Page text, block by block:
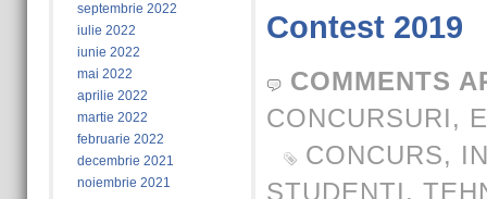
septembrie 2022
iulie 2022
iunie 2022
mai 2022
aprilie 2022
martie 2022
februarie 2022
decembrie 2021
noiembrie 2021
Contest 2019
COMMENTS
CONCURSURI,
CONCURS,
STUDENTI,